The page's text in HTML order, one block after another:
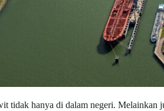
tidak hanya di dalam negeri. Melainkan